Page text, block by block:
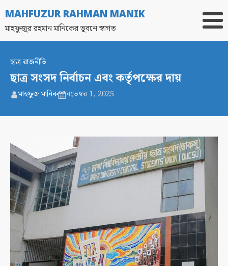
MAHFUZUR RAHMAN MANIK
মাহফুজুর রহমান মানিকের ভুবনে স্বাগত
ছাত্র রাজনীতি
ছাত্র সংসদ নির্বাচন এবং কর্তৃপক্ষের দায়
মাহফুজ মানিক নভেম্বর 1, 2025